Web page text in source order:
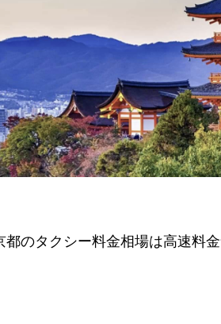
のタクシー料金相場は高速料